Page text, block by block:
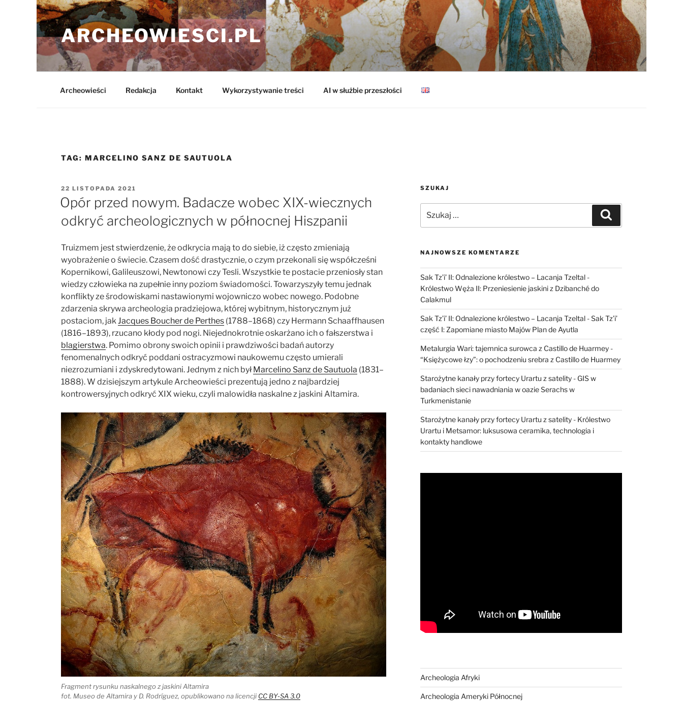
Przejdź
do
treści
ARCHEOWIESCI.PL
Archeowieści Redakcja Kontakt Wykorzystywanie treści AI w służbie przeszłości
TAG: MARCELINO SANZ DE SAUTUOLA
OPUBLIKOWANE
W
22 LISTOPADA 2021
Opór przed nowym. Badacze wobec XIX-wiecznych
odkryć archeologicznych w północnej Hiszpanii
Truizmem jest stwierdzenie, że odkrycia mają to do siebie, iż często zmieniają
wyobrażenie o świecie. Czasem dość drastycznie, o czym przekonali się współcześni
Kopernikowi, Galileuszowi, Newtonowi czy Tesli. Wszystkie te postacie przeniosły stan
wiedzy człowieka na zupełnie inny poziom świadomości.Towarzyszyły temu jednak
konflikty ze środowiskami nastawionymi wojowniczo wobec nowego. Podobne
zdarzenia skrywa archeologia pradziejowa, której wybitnym, historycznym już
postaciom, jak Jacques Boucher de Perthes (1788–1868) czy Hermann Schaaffhausen
(1816–1893), rzucano kłody pod nogi. Niejednokrotnie oskarżano ich o fałszerstwa i
blagierstwa. Pomimo obrony swoich opinii i prawdziwości badań autorzy
fenomenalnych odkryć poddani ostracyzmowi naukowemu często umierali
niezrozumiani i zdyskredytowani. Jednym z nich byłMarcelino Sanz de Sautuola (1831–
1888). W dzisiejszym artykule Archeowieści prezentują jedno z najbardziej
kontrowersyjnych odkryć XIX wieku, czyli malowidła naskalne z jaskini Altamira.
Fragment rysunku naskalnego z jaskini Altamira
fot. Museo de Altamira y D. Rodríguez, opublikowano na licencji CC BY-SA 3.0
SZUKAJ
NAJNOWSZE KOMENTARZE
Sak Tz’i’ II: Odnalezione królestwo – Lacanja Tzeltal-
Królestwo Węża II: Przeniesienie jaskini z Dzibanché do
Calakmul
Sak Tz’i’ II: Odnalezione królestwo – Lacanja Tzeltal-Sak Tz’i’
część I: Zapomiane miasto Majów Plan de Ayutla
Metalurgia Wari: tajemnica surowca z Castillo de Huarmey-
“Księżycowe łzy”: o pochodzeniu srebra z Castillo de Huarmey
Starożytne kanały przy fortecy Urartu z satelity- GIS w
badaniach sieci nawadniania w oazie Serachs w
Turkmenistanie
Starożytne kanały przy fortecy Urartu z satelity- Królestwo
Urartu i Metsamor: luksusowa ceramika, technologia i
kontakty handlowe
Archeologia Afryki
Archeologia Ameryki Północnej